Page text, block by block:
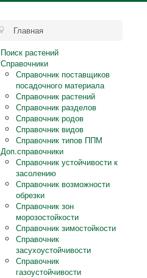
Главная
Поиск растений
Справочники
Справочник поставщиков
посадочного материала
Справочник растений
Справочник разделов
Справочник родов
Справочник видов
Справочник типов ППМ
Доп.справочники
Справочник устойчивости к
засолению
Справочник возможности
обрезки
Справочник зон
морозостойкости
Справочник зимостойкости
Справочник
засухоустойчивости
Справочник
газоустойчивости